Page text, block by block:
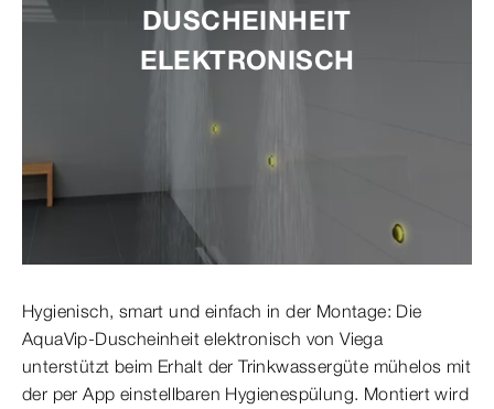
DUSCHEINHEIT
ELEKTRONISCH
Hygienisch, smart und einfach in der Montage: Die
AquaVip-Duscheinheit elektronisch von Viega
unterstützt beim Erhalt der Trinkwassergüte mühelos mit
der per App einstellbaren Hygienespülung. Montiert wird